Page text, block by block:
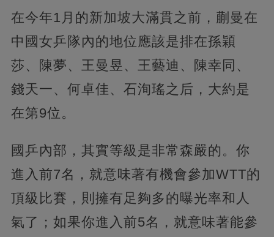
在今年1月的新加坡大滿貫之前，蒯曼在
中國女乒隊內的地位應該是排在孫穎
莎、陳夢、王曼昱、王藝迪、陳幸同、
錢天一、何卓佳、石洵瑤之后，大約是
在第9位。
國乒內部，其實等級是非常森嚴的。你
進入前7名，就意味著有機會參加WTT的
頂級比賽，則擁有足夠多的曝光率和人
氣了；如果你進入前5名，就意味著能參